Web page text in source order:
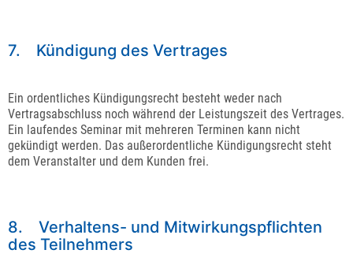
7. Kündigung des Vertrages
Ein ordentliches Kündigungsrecht besteht weder nach
Vertragsabschluss noch während der Leistungszeit des Vertrages.
Ein laufendes Seminar mit mehreren Terminen kann nicht
gekündigt werden. Das außerordentliche Kündigungsrecht steht
dem Veranstalter und dem Kunden frei.
8. Verhaltens- und Mitwirkungspflichten
des Teilnehmers